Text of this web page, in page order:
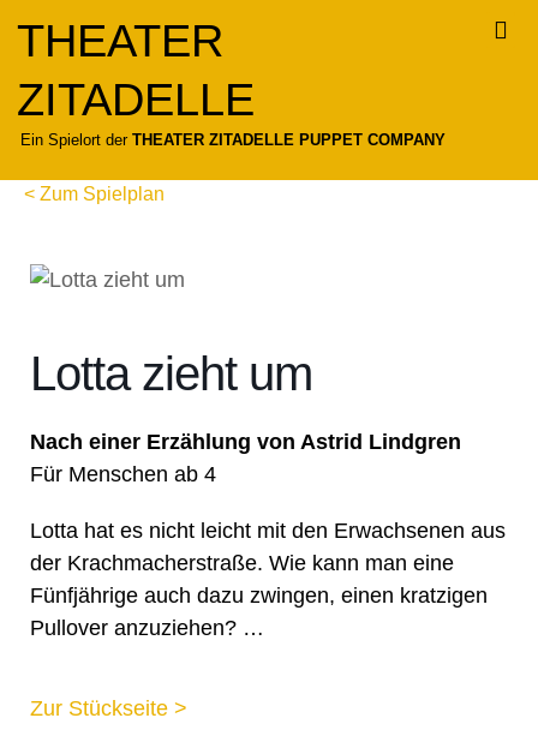
springen
THEATER
ZITADELLE
Ein Spielort derTHEATER ZITADELLE PUPPET COMPANY
< Zum Spielplan
Lotta zieht um
Nach einer Erzählung von Astrid Lindgren
Für Menschen ab 4
Lotta hat es nicht leicht mit den Erwachsenen aus
der Krachmacherstraße. Wie kann man eine
Fünfjährige auch dazu zwingen, einen kratzigen
Pullover anzuziehen? …
Zur Stückseite >